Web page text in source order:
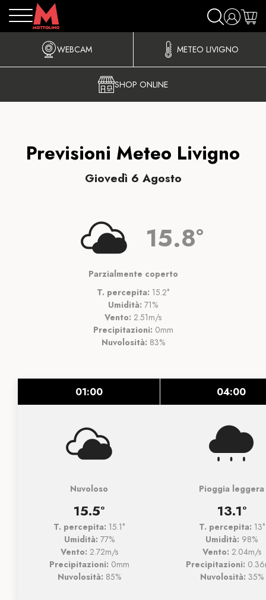
WEBCAM METEO LIVIGNO
SHOP ONLINE
Previsioni Meteo Livigno
Giovedì 6 Agosto
15.8°
Parzialmente coperto
T. percepita: 15.2°
Umidità: 71%
Vento: 2.51m/s
Precipitazioni: 0mm
Nuvolosità: 83%
01:00
Nuvoloso
15.5°
T. percepita: 15.1°
Umidità: 77%
Vento: 2.72m/s
Precipitazioni: 0mm
Nuvolosità: 85%
04:00
Pioggia leggera
13.1°
T. percepita: 13°
Umidità: 98%
Vento: 2.04m/s
Precipitazioni:
Nuvolosità: 35%